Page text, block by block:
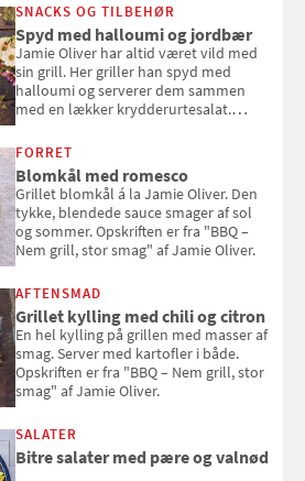
SNACKS OG TILBEHØR
Spyd med halloumi og jordbær
Jamie Oliver har altid været vild med
sin grill. Her griller han spyd med
halloumi og serverer dem sammen
med en lækker krydderurtesalat.
smag" af Jamie Oliver.
FORRET
Blomkål med romesco
Grillet blomkål á la Jamie Oliver. Den
tykke, blendede sauce smager af sol
og sommer. Opskriften er fra "BBQ –
Nem grill, stor smag" af Jamie Oliver.
AFTENSMAD
Grillet kylling med chili og citron
En hel kylling på grillen med masser af
smag. Server med kartofler i både.
Opskriften er fra "BBQ – Nem grill, stor
smag" af Jamie Oliver.
SALATER
Bitre salater med pære og valnød